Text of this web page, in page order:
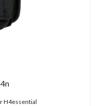
H4essential